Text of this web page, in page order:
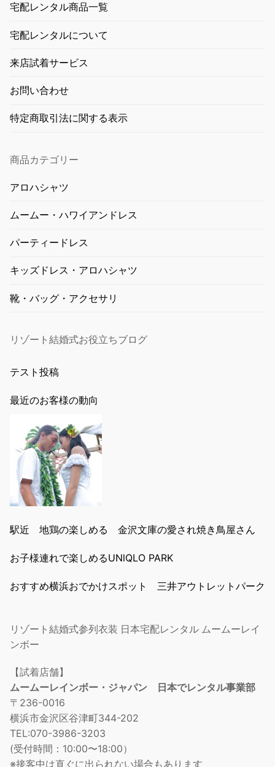
宅配レンタル商品一覧
宅配レンタルについて
来店試着サービス
お問い合わせ
特定商取引法に関する表示
商品カテゴリー
アロハシャツ
ムームー・ハワイアンドレス
パーティードレス
キッズドレス・アロハシャツ
靴・バッグ・アクセサリ
リゾート結婚式お役立ちブログ
テスト投稿
最近のお客様の動向
駅近 地鶏の楽しめる 金沢文庫の愛され焼き鳥屋さん
お子様連れで楽しめるUNlQLO PARK
おすすめ横浜おでかけスポット 三井アウトレットパーク
リゾート結婚式参列衣装 日本宅配レンタル ムームーレイ
ンボー
【試着店舗】
ムームーレインボー・ジャパン 日本でレンタル事業部
〒236-0016
横浜市金沢区谷津町344-202
TEL:070-3986-3203
(受付時間：10:00〜18:00）
※接客中は直ぐに出られない場合もあります